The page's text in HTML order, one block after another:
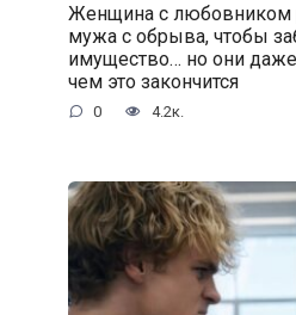
Женщина с любовником
мужа с обрыва, чтобы
имущество… но они
чем это закончится
0 4.2к.